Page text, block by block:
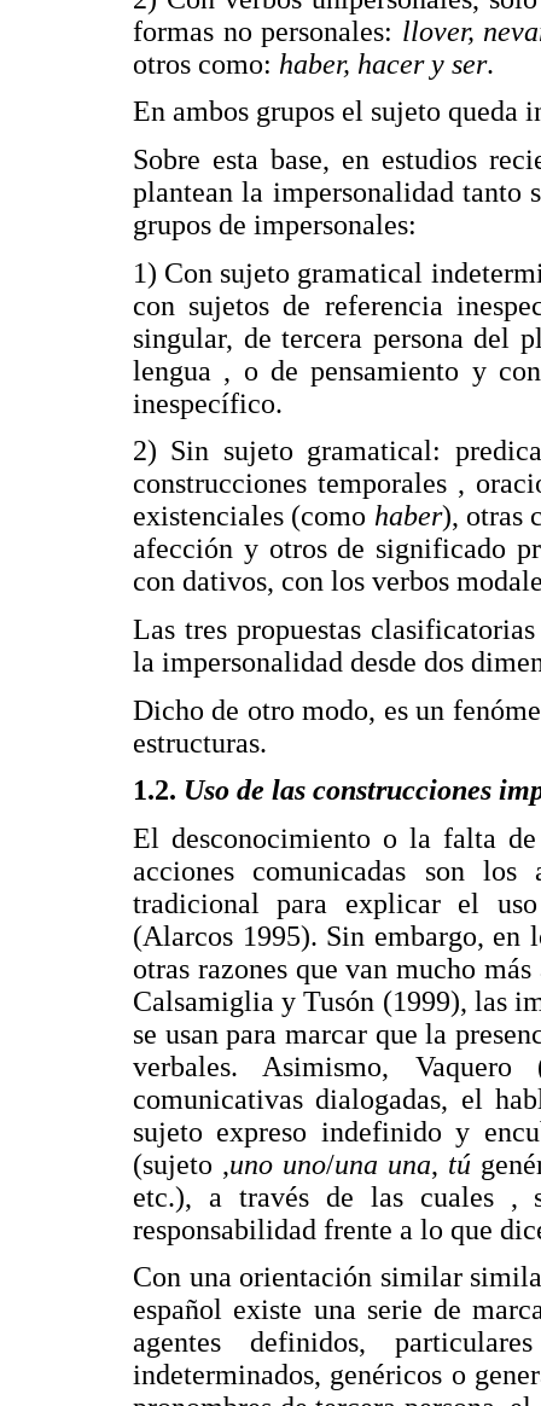
formas no personales: llover,
otros como: haber, hacer y ser.
En ambos grupos el sujeto queda
Sobre esta base, en estudios
plantean la impersonalidad
grupos de impersonales:
1) Con sujeto gramatical
con sujetos de referencia
singular, de tercera persona del
lengua , o de pensamiento y
inespecífico.
2) Sin sujeto gramatical:
construcciones temporales ,
existenciales (como haber), otras
afección y otros de significado
con dativos, con los verbos
Las tres propuestas
la impersonalidad desde dos
Dicho de otro modo, es un
estructuras.
1.2. Uso de las construcciones
El desconocimiento o la falta
acciones comunicadas son los
tradicional para explicar el
(Alarcos 1995). Sin embargo, en
otras razones que van mucho
Calsamiglia y Tusón (1999), las
se usan para marcar que la
verbales. Asimismo,
comunicativas dialogadas, el
sujeto expreso indefinido y
(sujeto ,uno uno/una una, tú
etc.), a través de las cuales ,
responsabilidad frente a lo que
Con una orientación similar
español existe una serie de
agentes definidos,
indeterminados, genéricos o